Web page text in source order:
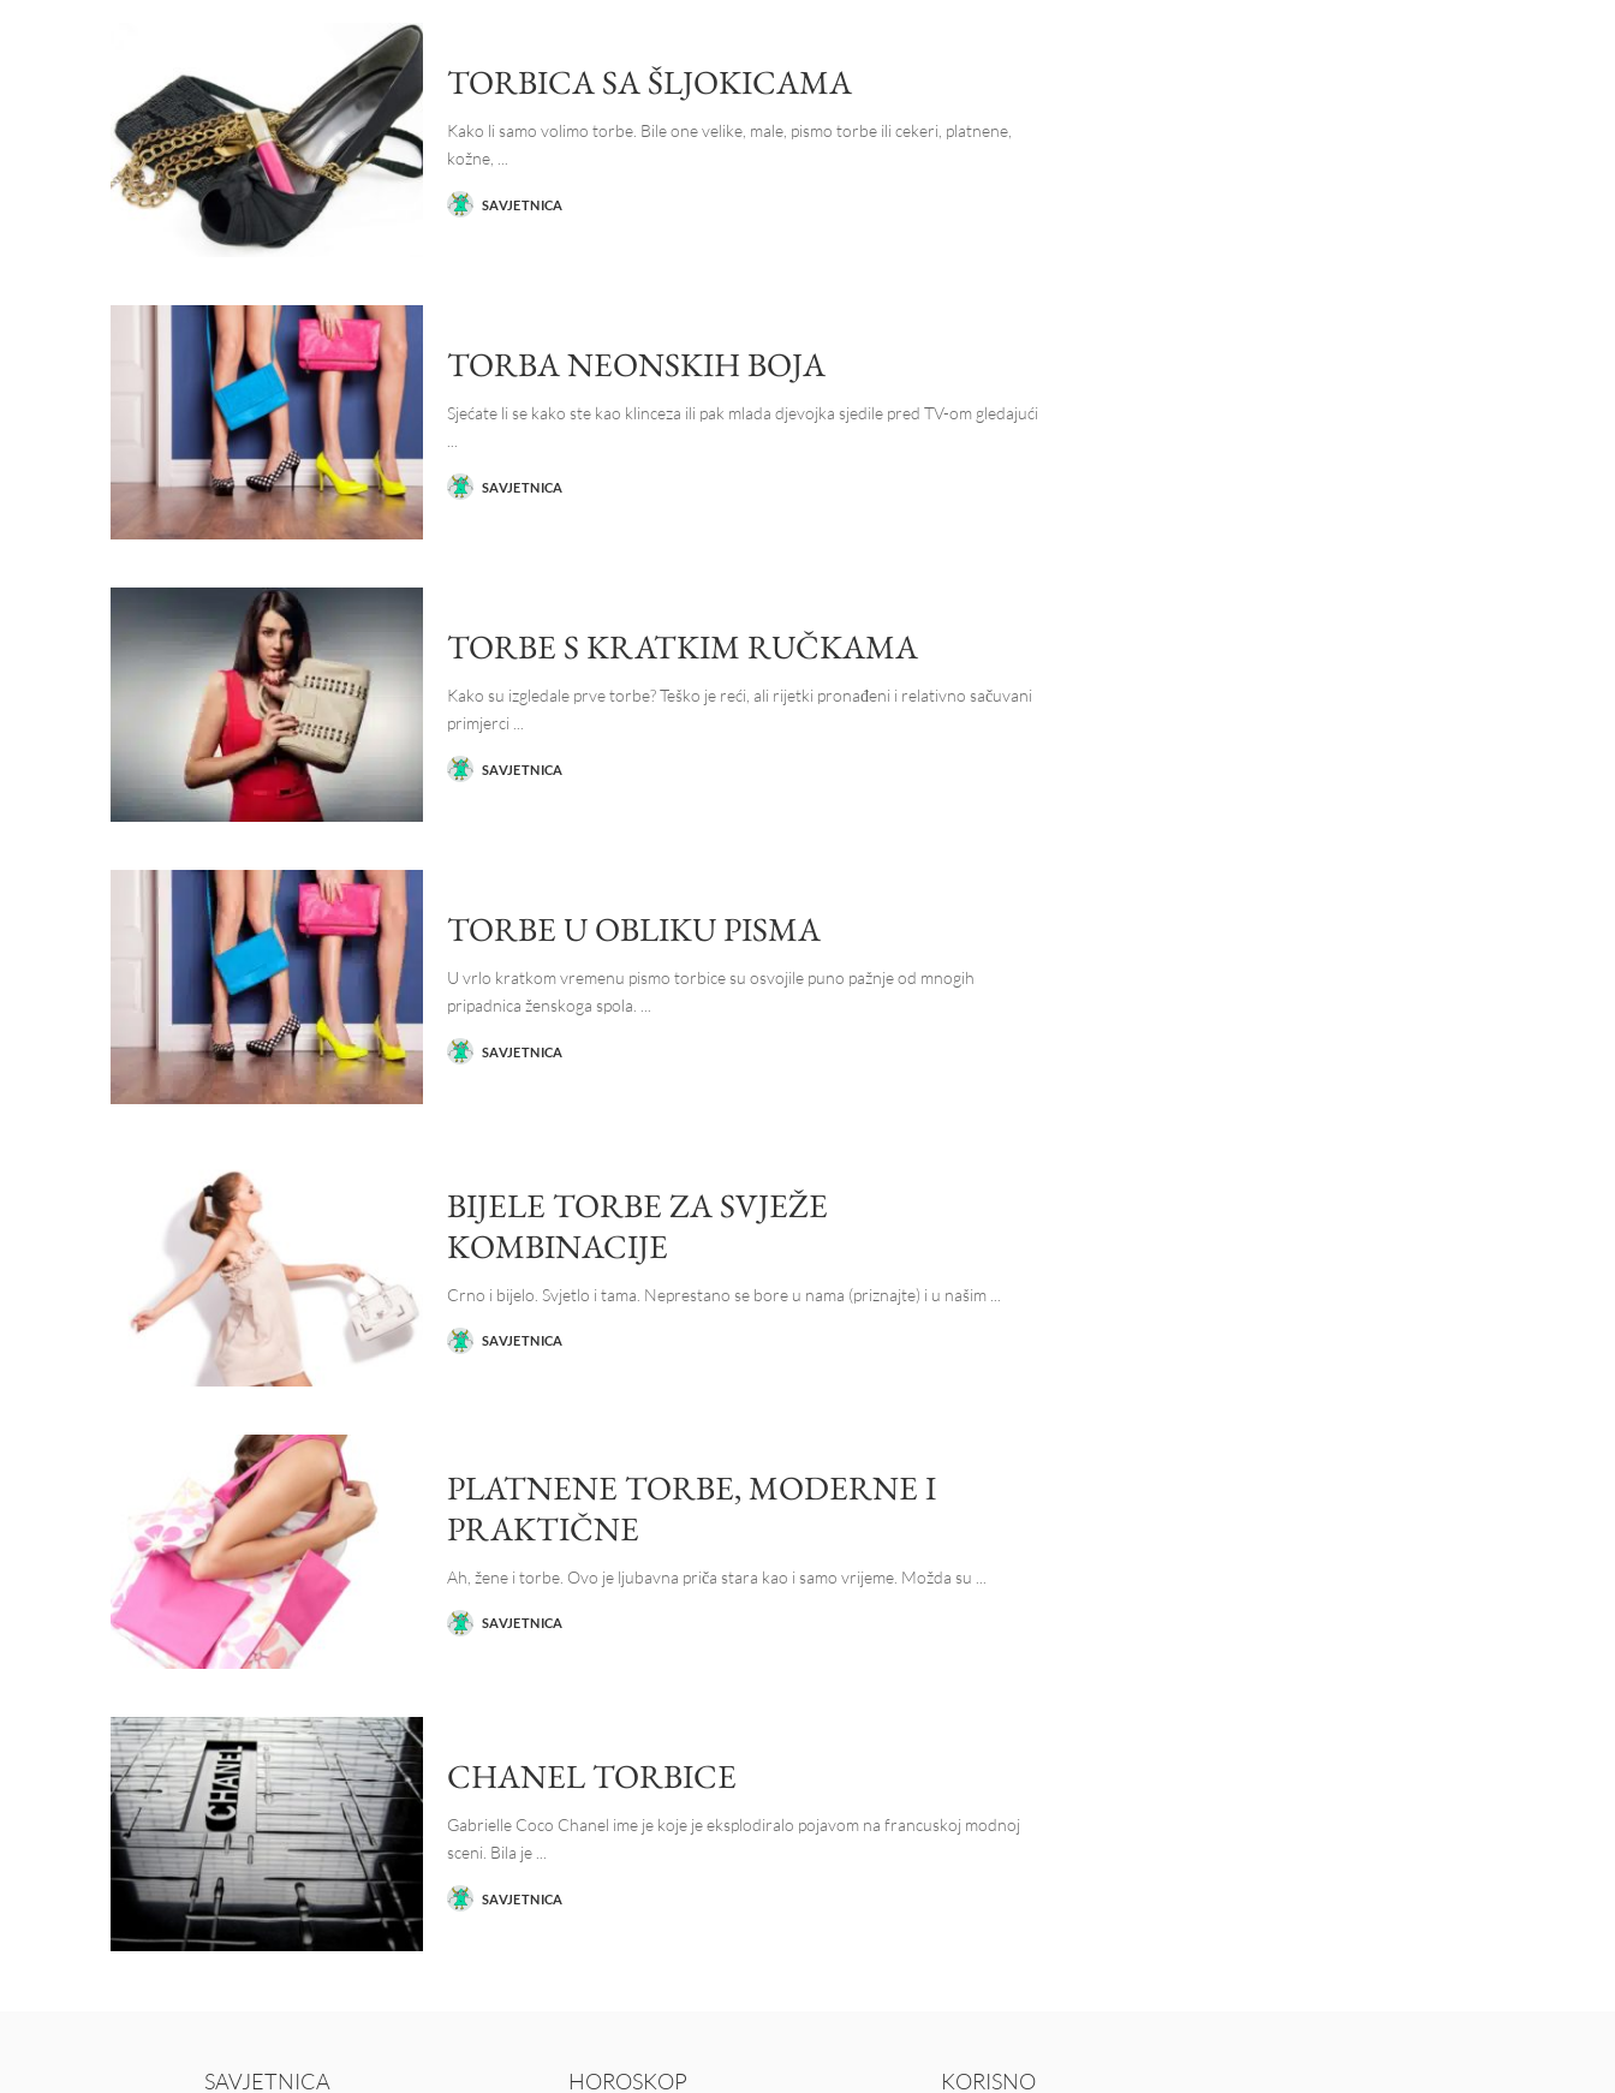
TORBICA SA ŠLJOKICAMA
Kako li samo volimo torbe. Bile one velike, male, pismo torbe ili cekeri, platnene,
kožne,
POSTED
BY
SAVJETNICA
TORBA NEONSKIH BOJA
Sjećate li se kako ste kao klinceza ili pak mlada djevojka sjedile pred TV-om gledajući
POSTED
BY
SAVJETNICA
TORBE S KRATKIM RUČKAMA
Kako su izgledale prve torbe? Teško je reći, ali rijetki pronađeni i relativno sačuvani
primjerci
POSTED
BY
SAVJETNICA
TORBE U OBLIKU PISMA
U vrlo kratkom vremenu pismo torbice su osvojile puno pažnje od mnogih
pripadnica ženskoga spola.
POSTED
BY
SAVJETNICA
BIJELE TORBE ZA SVJEŽE
KOMBINACIJE
Crno i bijelo. Svjetlo i tama. Neprestano se bore u nama (priznajte) i u našim
POSTED
BY
SAVJETNICA
PLATNENE TORBE, MODERNE I
PRAKTIČNE
Ah, žene i torbe. Ovo je ljubavna priča stara kao i samo vrijeme. Možda su
POSTED
BY
SAVJETNICA
CHANEL TORBICE
Gabrielle Coco Chanel ime je koje je eksplodiralo pojavom na francuskoj modnoj
sceni. Bila je
POSTED
BY
SAVJETNICA
SAVJETNICA HOROSKOP KORISNO